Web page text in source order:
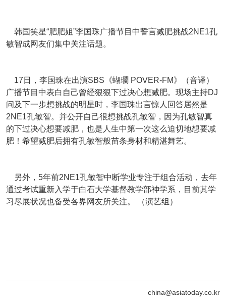
韩国笑星“肥肥姐”李国珠广播节目中誓言减肥挑战2NE1孔
敏智成网友们集中关注话题。
17日，李国珠在出演SBS《蝴瓓 POVER-FM》（音译）
广播节目中表白自己曾经狠狠下过决心想减肥。现场主持DJ
问及下一步想挑战的明星时，李国珠出言惊人回答居然是
2NE1孔敏智。并公开自己很想挑战孔敏智，因为孔敏智真
的下过决心想要减肥，也是人生中第一次这么迫切地想要减
肥！希望减肥后拥有孔敏智般苗条身材和精湛舞艺。
另外，5年前2NE1孔敏智中断学业专注于组合活动，去年
通过考试重新入学于白石大学基督教学部神学系，目前其学
习尽展状况也备受各界网友所关注。 （演艺组）
china@asiatoday.co.kr